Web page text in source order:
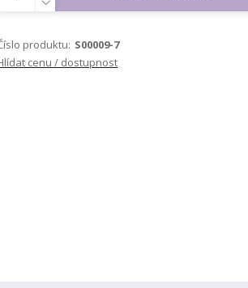
produktu: S00009-7
cenu / dostupnost